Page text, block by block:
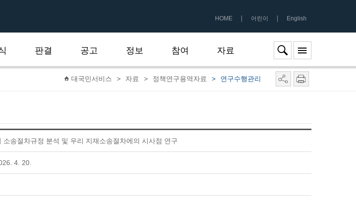
HOME | 어린이 | English
판결 공고 정보 참여 자료
대국민서비스 > 자료 > 정책연구용역자료 > 연구수행관리
소송절차규정 분석 및 우리 지재소송절차에의 시사점 연구
4. 20.